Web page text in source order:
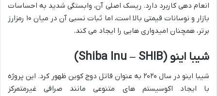
انعام دهی کاربرد دارد. ریسک اصلی آن، وابستگی شدید به احساسات
بازار و نوسانات قیمتی بالا است، اما ثبات نسبی آن در میان ۱۰ رمزارز
برتر، همچنان امیدواری هایی را ایجاد می کند.
شیبا اینو (Shiba Inu – SHIB)
شیبا اینو در سال ۲۰۲۰ به عنوان قاتل دوج کوین ظهور کرد. این پروژه
با ایجاد اکوسیستم های متنوعی مانند صرافی غیرمتمرکز